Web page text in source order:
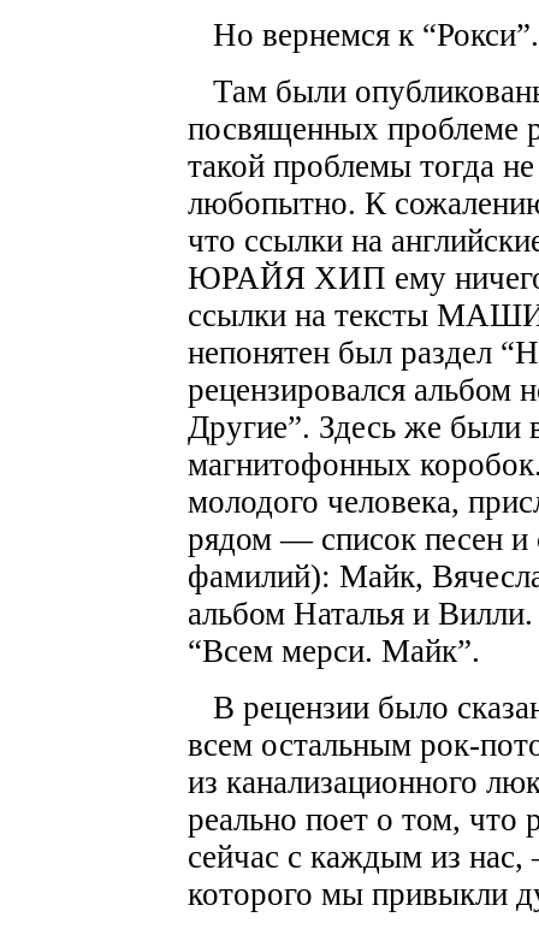
Но вернемся к “Рокси”.
Там были
посвященных проблеме
такой проблемы тогда
любопытно. К
что ссылки на
ЮРАЙЯ ХИП ему ничего
ссылки на тексты
непонятен был раздел
рецензировался альбом
Другие”. Здесь же были
магнитофонных
молодого человека,
рядом — список песен и
фамилий): Майк,
альбом Наталья и
“Всем мерси. Майк”.
В рецензии было
всем остальным рок-
из канализационного
реально поет о том, что
сейчас с каждым из
которого мы привыкли